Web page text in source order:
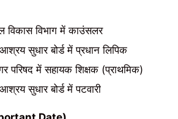
विकास विभाग में काउंसलर
सुधार बोर्ड में प्रधान लिपिक
परिषद में सहायक शिक्षक (प्राथमिक)
सुधार बोर्ड में पटवारी